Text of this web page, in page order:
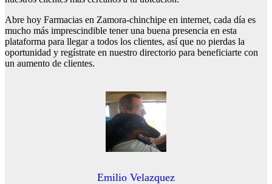
Abre hoy Farmacias en Zamora-chinchipe en internet, cada día es
mucho más imprescindible tener una buena presencia en esta
plataforma para llegar a todos los clientes, así que no pierdas la
oportunidad y regístrate en nuestro directorio para beneficiarte con
un aumento de clientes.
Emilio Velazquez